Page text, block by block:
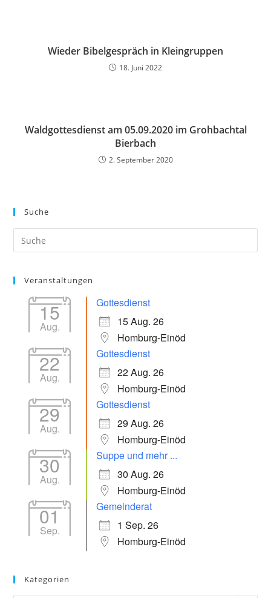
Wieder Bibelgespräch in Kleingruppen
18. Juni 2022
Waldgottesdienst am 05.09.2020 im Grohbachtal
Bierbach
2. September 2020
Suche
Veranstaltungen
15
Aug.
Gottesdienst
15 Aug. 26
Homburg-Einöd
22
Aug.
Gottesdienst
22 Aug. 26
Homburg-Einöd
29
Aug.
Gottesdienst
29 Aug. 26
Homburg-Einöd
30
Aug.
Suppe und mehr ...
30 Aug. 26
Homburg-Einöd
01
Sep.
Gemeinderat
1 Sep. 26
Homburg-Einöd
Kategorien